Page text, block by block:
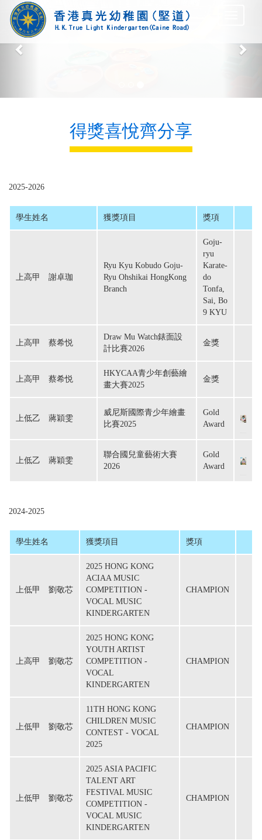
Previous
得獎喜悅齊分享
2025-2026
學生姓名 獲獎項目 獎項
上高甲　謝卓珈
Ryu Kyu Kobudo Goju-
Ryu Ohshikai HongKong
Branch
Goju-
ryu
Karate-
do
Tonfa,
Sai, Bo
9 KYU
上高甲　蔡希悦
Draw Mu Watch錶面設
計比賽2026
金獎
上高甲　蔡希悦
HKYCAA青少年創藝繪
畫大賽2025
金獎
上低乙　蔣穎雯
威尼斯國際青少年繪畫
比賽2025
Gold
Award
聯合國兒童藝術大賽
2026
Gold
Award
2024-2025
學生姓名 獲獎項目 獎項
上低甲　劉敬芯
2025 HONG KONG
ACIAA MUSIC
COMPETITION -
VOCAL MUSIC
KINDERGARTEN
CHAMPION
上高甲　劉敬芯
2025 HONG KONG
YOUTH ARTIST
COMPETITION -
VOCAL
KINDERGARTEN
CHAMPION
上低甲　劉敬芯
11TH HONG KONG
CHILDREN MUSIC
CONTEST - VOCAL
2025
CHAMPION
上低甲　劉敬芯
2025 ASIA PACIFIC
TALENT ART
FESTIVAL MUSIC
COMPETITION -
VOCAL MUSIC
KINDERGARTEN
CHAMPION